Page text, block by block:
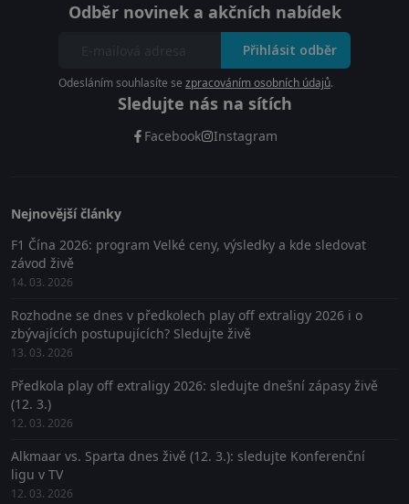
Odběr novinek a akčních nabídek
Přihlásit odběr
Odesláním souhlasíte se zpracováním osobních údajů.
Sledujte nás na sítích
Facebook Instagram
Nejnovější články
F1 Čína 2026: program Velké ceny, výsledky a kde sledovat
závod živě
14. 03. 2026
Rozhodne se dnes v předkolech play off extraligy 2026 i o
zbývajících postupujících? Sledujte živě
13. 03. 2026
Předkola play off extraligy 2026: sledujte dnešní zápasy živě
(12. 3.)
12. 03. 2026
Alkmaar vs. Sparta dnes živě (12. 3.): sledujte Konferenční
ligu v TV
12. 03. 2026